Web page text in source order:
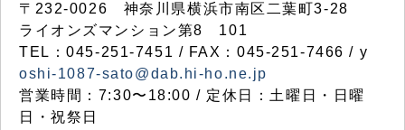
〒232-0026 神奈川県横浜市南区二葉町3-28
ライオンズマンション第8 101
TEL：045-251-7451 / FAX：045-251-7466 / y
oshi-1087-sato@dab.hi-ho.ne.jp
営業時間：7:30〜18:00 / 定休日：土曜日・日曜
日・祝祭日